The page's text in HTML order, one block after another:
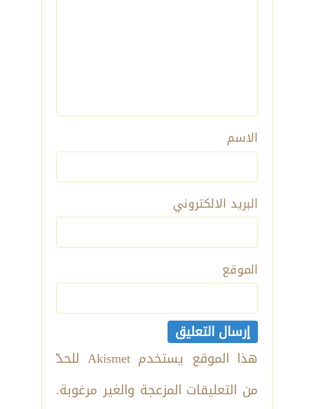
الاسم
البريد الالكتروني
الموقع
هذا الموقع يستخدم Akismet للحدّ
من التعليقات المزعجة والغير مرغوبة.